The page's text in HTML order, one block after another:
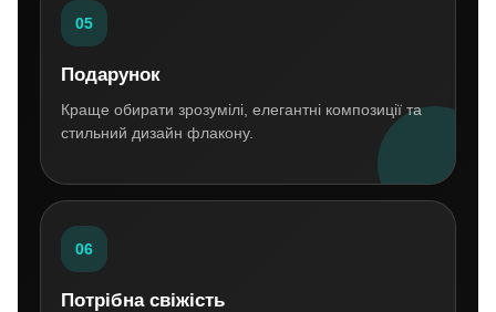
05
Подарунок
Краще обирати зрозумілі, елегантні композиції та
стильний дизайн флакону.
06
Потрібна свіжість